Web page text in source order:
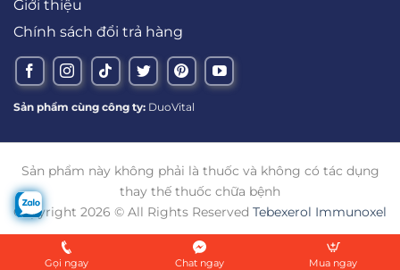
Giới thiệu
Chính sách đổi trả hàng
Sản phẩm cùng công ty: DuoVital
Sản phẩm này không phải là thuốc và không có tác dụng
thay thế thuốc chữa bệnh
Copyright 2026 © All Rights Reserved Tebexerol Immunoxel
Gọi ngay Chat ngay Mua ngay